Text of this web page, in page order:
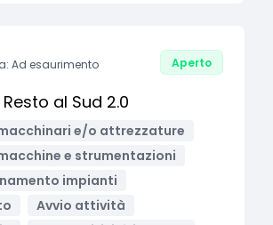
Ad esaurimento Aperto
al Sud 2.0
e/o attrezzature
e strumentazioni
impianti
Avvio attività